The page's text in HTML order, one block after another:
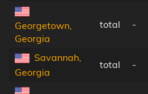
Georgetown,
Georgia
total -
Savannah,
Georgia
total -